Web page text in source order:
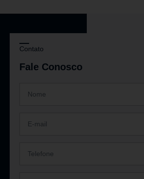
Contato
Fale Conosco